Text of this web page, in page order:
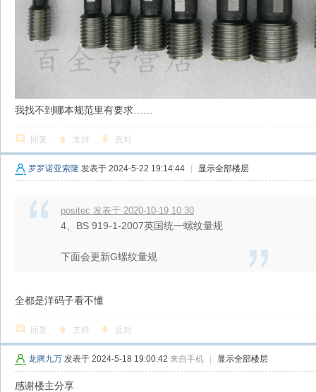
我找不到哪本规范里有要求……
回复 支持 反对
罗罗诺亚索隆 发表于 2024-5-22 19:14:44 显示全部楼层
positec 发表于 2020-10-19 10:30
4、BS 919-1-2007英国统一螺纹量规
下面会更新G螺纹量规
全都是洋码子看不懂
回复 支持 反对
龙腾九万 发表于 2024-5-18 19:00:42 来自手机 显示全部楼层
感谢楼主分享